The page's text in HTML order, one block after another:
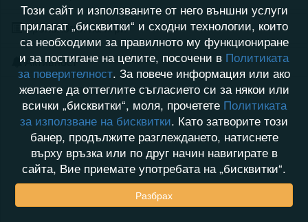
Хронология на игри
Активност
Този сайт и използваните от него външни услуги
прилагат „бисквитки“ и сходни технологии, които
са необходими за правилното му функциониране
и за постигане на целите, посочени в Политиката
за поверителност. За повече информация или ако
желаете да оттеглите съгласието си за някои или
всички „бисквитки“, моля, прочетете Политиката
за използване на бисквитки. Като затворите този
банер, продължите разглеждането, натиснете
върху връзка или по друг начин навигирате в
сайта, Вие приемате употребата на „бисквитки“.
Разбрах